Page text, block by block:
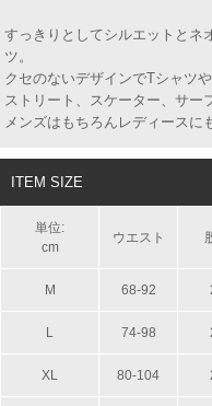
すっきりとしてシルエットとネ
ツ。
クセのないデザインでTシャツ
ストリート、スケーター、サー
メンズはもちろんレディースに
ITEM SIZE
単位:
cm
ウエスト
M 68-92
L 74-98
XL 80-104